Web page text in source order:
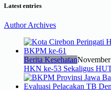
Latest entries
Author Archives
Berita Kesehatan
HKN ke-53 Sekaligus